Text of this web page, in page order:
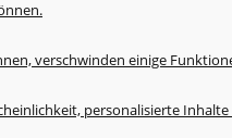
verschwinden einige
personalisierte